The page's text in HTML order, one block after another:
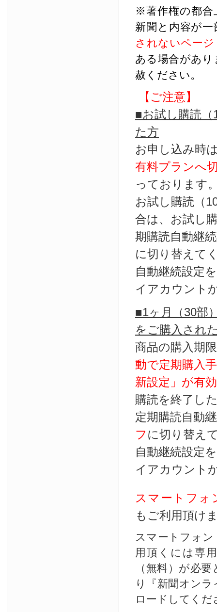
※著作権の都合
新聞と内容が
されないペー
ある場合があ
赦ください。
【ご注意】
■お試し購読
た方
お申し込み時
有料プランへ
っております
お試し購読（
合は、お試し
期購読自動継
に切り替えて
自動継続設定
イアカウント
■1ヶ月（30部
をご購入され
商品の購入期
動で定期購入
新設定」が有効
購読を終了し
定期購読自動
フ に切り替え
自動継続設定
イアカウント
スマートフォ
もご利用頂け
スマートフォ
用頂くには専
（無料）が必
り『新聞オン
ロードしてくだ